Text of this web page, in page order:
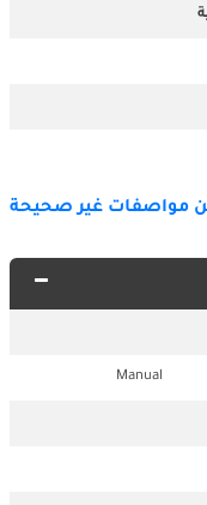
عن مواصفات غير صحيحة
Manual